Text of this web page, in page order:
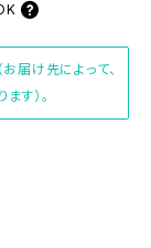
届け先によって、
す）。